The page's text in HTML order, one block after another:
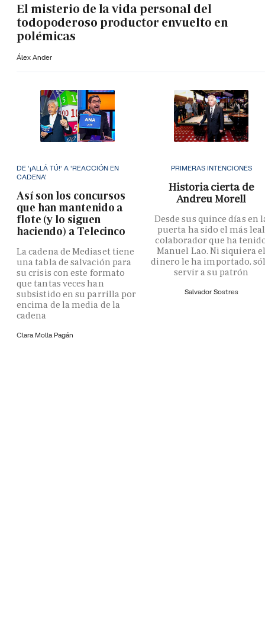
El misterio de la vida personal del
todopoderoso productor envuelto en
polémicas
Álex Ander
DE '¡ALLÁ TÚ!' A 'REACCIÓN EN
CADENA'
Así son los concursos
que han mantenido a
flote (y lo siguen
haciendo) a Telecinco
La cadena de Mediaset tiene
una tabla de salvación para
su crisis con este formato
que tantas veces han
subsistido en su parrilla por
encima de la media de la
cadena
Clara Molla Pagán
PRIMERAS INTENCIONES
Historia cierta de
Andreu Morell
Desde sus quince días en
puerta ha sido el más leal
colaborador que ha
Manuel Lao. Ni siquiera
dinero le ha importado,
servir a su patrón
Salvador Sostres